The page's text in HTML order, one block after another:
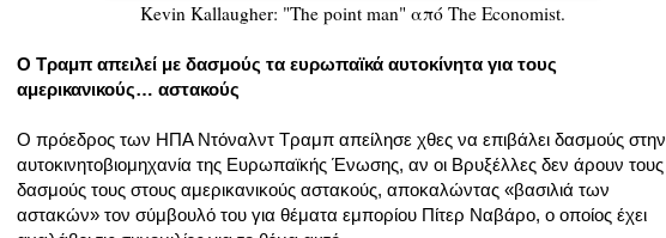
Kevin Kallaugher: "The point man" από The Economist.
Ο Τραμπ απειλεί με δασμούς τα ευρωπαϊκά αυτοκίνητα για τους
αμερικανικούς… αστακούς
Ο πρόεδρος των ΗΠΑ Ντόναλντ Τραμπ απείλησε χθες να επιβάλει δασμούς στην
αυτοκινητοβιομηχανία της Ευρωπαϊκής Ένωσης, αν οι Βρυξέλλες δεν άρουν τους
δασμούς τους στους αμερικανικούς αστακούς, αποκαλώντας «βασιλιά των
αστακών» τον σύμβουλό του για θέματα εμπορίου Πίτερ Ναβάρο, ο οποίος έχει